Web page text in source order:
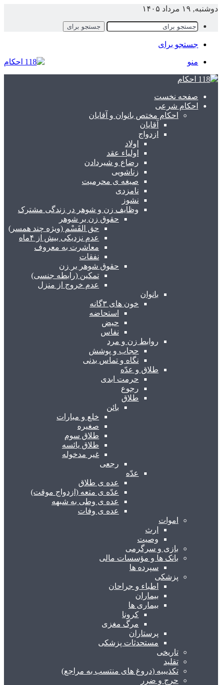
دوشنبه, ۱۹ مرداد ۱۴۰۵
جستجو برای
جستجو برای
منو
صفحه نخست
احکام شرعی
احکام مختص بانوان و آقایان
آقایان
ازدواج
اولاد
اولیاء عقد
رضاع و شیردادن
زناشویی
صیغه ی محرمیت
نامزدی
نشوز
وظایف زن و شوهر در زندگی مشترک
حقوق زن بر شوهر
حق القَسْم (ویژه چند همسر)
عدم نزدیکی بیش از ۴ماه
معاشرت به معروف
نفقات
حقوق شوهر بر زن
تمکین (رابطه جنسی)
عدم خروج از منزل
بانوان
خون های ۳گانه
استحاضه
حیض
نفاس
روابط زن و مرد
حجاب و پوشش
نگاه و تماس بدنی
طلاق و عدّه
حرمت ابدی
رجوع
طلاق
بائن
خلع و مبارات
صغیره
طلاق سوم
طلاق یائسه
غیر مدخوله
رجعی
عدّه
عده ی طلاق
عدّه ی متعه (ازدواج موقت)
عده ی وطی به شبهه
عده ی وفات
اموات
ارث
وصیت
بازی و سرگرمی
بانک ها و مؤسسات مالی
سپرده ها
پزشکی
اطباء و جراحان
بیماران
بیماری ها
کرونا
مرگ مغزی
پرستاران
مستحدثات پزشکی
تاریخی
تقلید
تکذیبیه (دروغ های منتسب به مراجع)
حرج و ضرر